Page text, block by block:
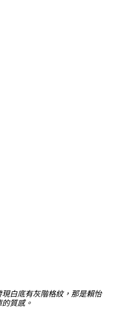
白底有灰階格紋，那是賴怡
質感。